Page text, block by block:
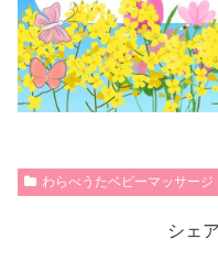
わらべうたベビーマッサージ
シェ